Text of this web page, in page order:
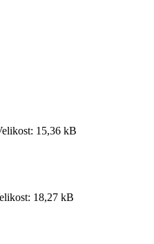
15,36 kB
18,27 kB